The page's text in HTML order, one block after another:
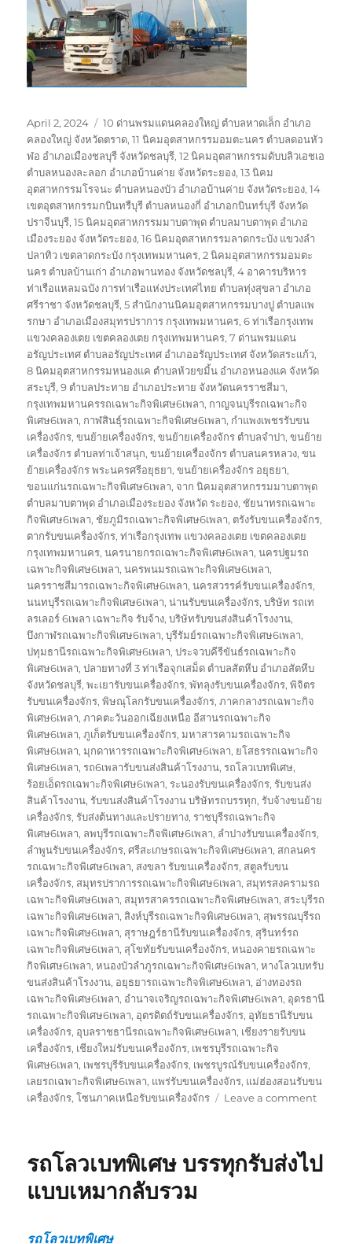
Posted
on
April 2, 2024 Tags
10 ด่านพรมแดนคลองใหญ่ ตำบลหาดเล็ก อำเภอ
คลองใหญ่ จังหวัดตราด,11 นิคมอุตสาหกรรมอมตะนคร ตำบลดอนหัว
ฬอ อำเภอเมืองชลบุรี จังหวัดชลบุรี,12 นิคมอุตสาหกรรมดับบลิวเอชเอ
ตำบลหนองละลอก อำเภอบ้านค่าย จังหวัดระยอง,13 นิคม
อุตสาหกรรมโรจนะ ตำบลหนองบัว อำเภอบ้านค่าย จังหวัดระยอง,14
เขตอุตสาหกรรมกบินทรืบุรี ตำบลหนองกี่ อำเภอกบินทร์บุรี จังหวัด
ปราจีนบุรี,15 นิคมอุตสาหกรรมมาบตาพุด ตำบลมาบตาพุด อำเภอ
เมืองระยอง จังหวัดระยอง,16 นิคมอุตสาหกรรมลาดกระบัง แขวงลำ
ปลาทิว เขตลาดกระบัง กรุงเทพมหานคร,2 นิคมอุตสาหกรรมอมตะ
นคร ตำบลบ้านเก่า อำเภอพานทอง จังหวัดชลบุรี,4 อาคารบริหาร
ท่าเรือแหลมฉบัง การท่าเรือแห่งประเทศไทย ตำบลทุ่งสุขลา อำเภอ
ศรีราชา จังหวัดชลบุรี,5 สำนักงานนิคมอุตสาหกรรมบางปู ตำบลแพ
รกษา อำเภอเมืองสมุทรปราการ กรุงเทพมหานคร,6 ท่าเรือกรุงเทพ
แขวงคลองเตย เขตคลองเตย กรุงเทพมหานคร,7 ด่านพรมแดน
อรัญประเทศ ตำบลอรัญประเทศ อำเภออรัญประเทศ จังหวัดสระแก้ว,
8 นิคมอุตสาหกรรมหนองแค ตำบลห้วยขมิ้น อำเภอหนองแค จังหวัด
สระบุรี,9 ตำบลประทาย อำเภอประทาย จังหวัดนครราชสีมา,
กรุงเทพมหานครรถเฉพาะกิจพิเศษ6เพลา, กาญจนบุรีรถเฉพาะกิจ
พิเศษ6เพลา, กาฬสินธุ์รถเฉพาะกิจพิเศษ6เพลา, กำแพงเพชรรับขน
เครื่องจักร,ขนย้ายเครื่องจักร,ขนย้ายเครื่องจักร ตำบลจำปา,ขนย้าย
เครื่องจักร ตำบลท่าเจ้าสนุก,ขนย้ายเครื่องจักร ตำบลนครหลวง,ขน
ย้ายเครื่องจักร พระนครศรีอยุธยา,ขนย้ายเครื่องจักร อยุธยา,
ขอนแก่นรถเฉพาะกิจพิเศษ6เพลา, จาก นิคมอุตสาหกรรมมาบตาพุด
ตำบลมาบตาพุด อำเภอเมืองระยอง จังหวัด ระยอง, ชัยนาทรถเฉพาะ
กิจพิเศษ6เพลา, ชัยภูมิรถเฉพาะกิจพิเศษ6เพลา, ตรังรับขนเครื่องจักร,
ตากรับขนเครื่องจักร,ท่าเรือกรุงเทพ แขวงคลองเตย เขตคลองเตย
กรุงเทพมหานคร,นครนายกรถเฉพาะกิจพิเศษ6เพลา,นครปฐมรถ
เฉพาะกิจพิเศษ6เพลา,นครพนมรถเฉพาะกิจพิเศษ6เพลา,
นครราชสีมารถเฉพาะกิจพิเศษ6เพลา,นครสวรรค์รับขนเครื่องจักร,
นนทบุรีรถเฉพาะกิจพิเศษ6เพลา,น่านรับขนเครื่องจักร,บริษัท รถเท
ลรเลอร์ 6เพลา เฉพาะกิจ รับจ้าง,บริษัทรับขนส่งสินค้าโรงงาน,
บึงกาฬรถเฉพาะกิจพิเศษ6เพลา,บุรีรัมย์รถเฉพาะกิจพิเศษ6เพลา,
ปทุมธานีรถเฉพาะกิจพิเศษ6เพลา,ประจวบคีรีขันธ์รถเฉพาะกิจ
พิเศษ6เพลา,ปลายทางที่ 3 ท่าเรือจุกเสม็ด ตำบลสัตหีบ อำเภอสัตหีบ
จังหวัดชลบุรี,พะเยารับขนเครื่องจักร,พัทลุงรับขนเครื่องจักร,พิจิตร
รับขนเครื่องจักร,พิษณุโลกรับขนเครื่องจักร,ภาคกลางรถเฉพาะกิจ
พิเศษ6เพลา,ภาคตะวันออกเฉียงเหนือ อีสานรถเฉพาะกิจ
พิเศษ6เพลา,ภูเก็ตรับขนเครื่องจักร,มหาสารคามรถเฉพาะกิจ
พิเศษ6เพลา,มุกดาหารรถเฉพาะกิจพิเศษ6เพลา, ยโสธรรถเฉพาะกิจ
พิเศษ6เพลา,รถ6เพลารับขนส่งสินค้าโรงงาน,รถโลวเบทพิเศษ,
ร้อยเอ็ดรถเฉพาะกิจพิเศษ6เพลา,ระนองรับขนเครื่องจักร,รับขนส่ง
สินค้าโรงงาน,รับขนส่งสินค้าโรงงาน บริษัทรถบรรทุก,รับจ้างขนย้าย
เครื่องจักร,รับส่งต้นทางและปรายทาง,ราชบุรีรถเฉพาะกิจ
พิเศษ6เพลา, ลพบุรีรถเฉพาะกิจพิเศษ6เพลา, ลำปางรับขนเครื่องจักร,
ลำพูนรับขนเครื่องจักร,ศรีสะเกษรถเฉพาะกิจพิเศษ6เพลา, สกลนคร
รถเฉพาะกิจพิเศษ6เพลา, สงขลา รับขนเครื่องจักร, สตูลรับขน
เครื่องจักร, สมุทรปราการรถเฉพาะกิจพิเศษ6เพลา, สมุทรสงครามรถ
เฉพาะกิจพิเศษ6เพลา, สมุทรสาครรถเฉพาะกิจพิเศษ6เพลา, สระบุรีรถ
เฉพาะกิจพิเศษ6เพลา, สิงห์บุรีรถเฉพาะกิจพิเศษ6เพลา, สุพรรณบุรีรถ
เฉพาะกิจพิเศษ6เพลา, สุราษฎร์ธานีรับขนเครื่องจักร, สุรินทร์รถ
เฉพาะกิจพิเศษ6เพลา, สุโขทัยรับขนเครื่องจักร,หนองคายรถเฉพาะ
กิจพิเศษ6เพลา,หนองบัวลำภูรถเฉพาะกิจพิเศษ6เพลา,หางโลวเบทรับ
ขนส่งสินค้าโรงงาน, อยุธยารถเฉพาะกิจพิเศษ6เพลา, อ่างทองรถ
เฉพาะกิจพิเศษ6เพลา, อำนาจเจริญรถเฉพาะกิจพิเศษ6เพลา, อุดรธานี
รถเฉพาะกิจพิเศษ6เพลา, อุตรดิตถ์รับขนเครื่องจักร, อุทัยธานีรับขน
เครื่องจักร, อุบลราชธานีรถเฉพาะกิจพิเศษ6เพลา, เชียงรายรับขน
เครื่องจักร, เชียงใหม่รับขนเครื่องจักร, เพชรบุรีรถเฉพาะกิจ
พิเศษ6เพลา, เพชรบุรีรับขนเครื่องจักร, เพชรบูรณ์รับขนเครื่องจักร,
เลยรถเฉพาะกิจพิเศษ6เพลา, แพร่รับขนเครื่องจักร, แม่ฮ่องสอนรับขน
เครื่องจักร,โซนภาคเหนือรับขนเครื่องจักร Leave a commenton
รถโลวเบทพิเศษ บรรทุกรับส่งไป
แบบเหมากลับรวม
รถโลวเบทพิเศษ